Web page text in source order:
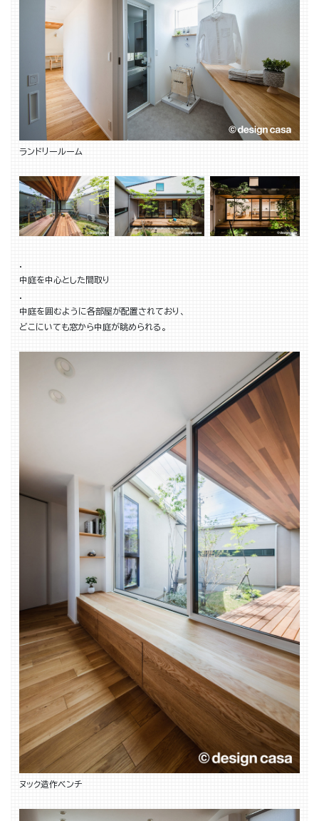
ランドリールーム
中庭を中心とした間取り
中庭を囲むように各部屋が配置されており、
どこにいても窓から中庭が眺められる。
ヌック造作ベンチ